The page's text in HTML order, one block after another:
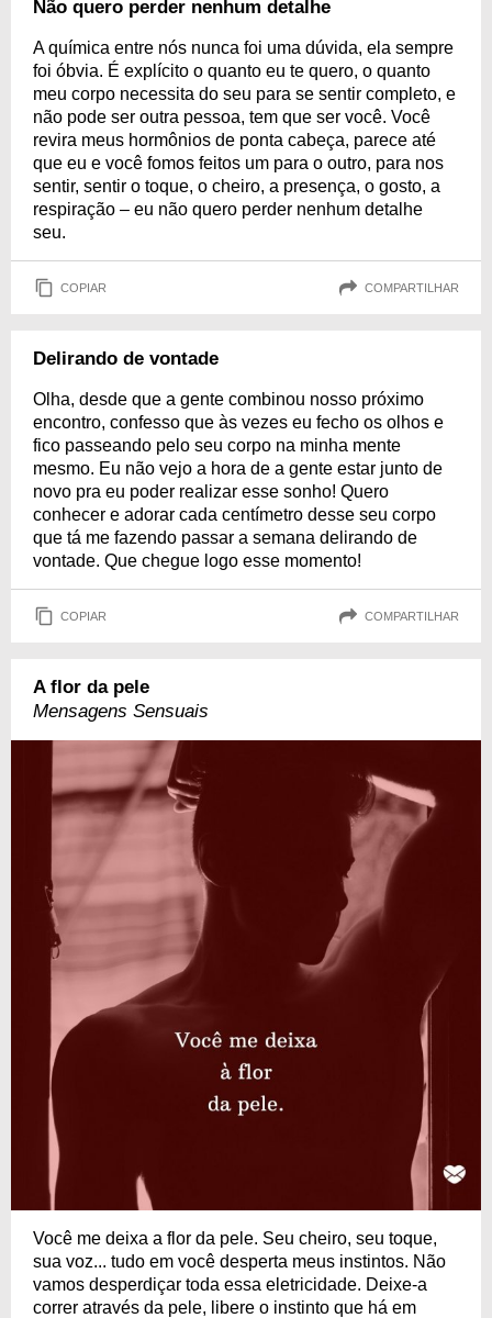
Não quero perder nenhum detalhe
A química entre nós nunca foi uma dúvida, ela sempre
foi óbvia. É explícito o quanto eu te quero, o quanto
meu corpo necessita do seu para se sentir completo, e
não pode ser outra pessoa, tem que ser você. Você
revira meus hormônios de ponta cabeça, parece até
que eu e você fomos feitos um para o outro, para nos
sentir, sentir o toque, o cheiro, a presença, o gosto, a
respiração – eu não quero perder nenhum detalhe
seu.
COPIAR COMPARTILHAR
Delirando de vontade
Olha, desde que a gente combinou nosso próximo
encontro, confesso que às vezes eu fecho os olhos e
fico passeando pelo seu corpo na minha mente
mesmo. Eu não vejo a hora de a gente estar junto de
novo pra eu poder realizar esse sonho! Quero
conhecer e adorar cada centímetro desse seu corpo
que tá me fazendo passar a semana delirando de
vontade. Que chegue logo esse momento!
COPIAR COMPARTILHAR
A flor da pele
Mensagens Sensuais
Você me deixa a flor da pele. Seu cheiro, seu toque,
sua voz... tudo em você desperta meus instintos. Não
vamos desperdiçar toda essa eletricidade. Deixe-a
correr através da pele, libere o instinto que há em